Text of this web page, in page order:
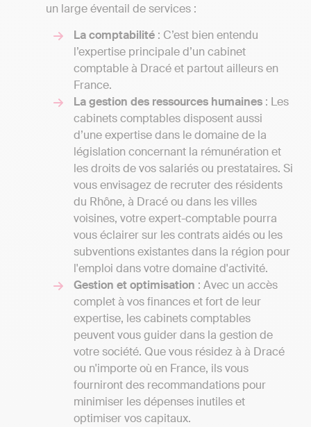
un large éventail de services :
La comptabilité : C’est bien entendu
l’expertise principale d’un cabinet
comptable à Dracé et partout ailleurs en
France.
La gestion des ressources humaines : Les
cabinets comptables disposent aussi
d’une expertise dans le domaine de la
législation concernant la rémunération et
les droits de vos salariés ou prestataires. Si
vous envisagez de recruter des résidents
du Rhône, à Dracé ou dans les villes
voisines, votre expert-comptable pourra
vous éclairer sur les contrats aidés ou les
subventions existantes dans la région pour
l'emploi dans votre domaine d'activité.
Gestion et optimisation : Avec un accès
complet à vos finances et fort de leur
expertise, les cabinets comptables
peuvent vous guider dans la gestion de
votre société. Que vous résidez à à Dracé
ou n'importe où en France, ils vous
fourniront des recommandations pour
minimiser les dépenses inutiles et
optimiser vos capitaux.